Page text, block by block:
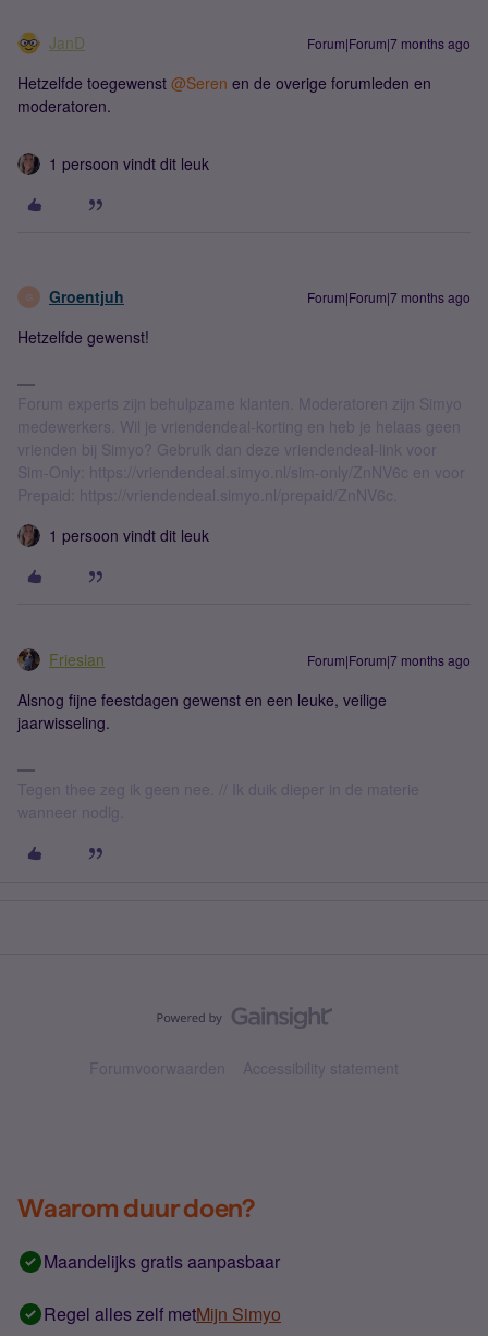
JanD Forum|Forum|7 months ago
Hetzelfde toegewenst ​ @Seren en de overige forumleden en
moderatoren.
1 persoon vindt dit leuk
G Groentjuh Forum|Forum|7 months ago
Hetzelfde gewenst!
Forum experts zijn behulpzame klanten. Moderatoren zijn Simyo
medewerkers. Wil je vriendendeal-korting en heb je helaas geen
vrienden bij Simyo? Gebruik dan deze vriendendeal-link voor
Sim-Only: https://vriendendeal.simyo.nl/sim-only/ZnNV6c en voor
Prepaid: https://vriendendeal.simyo.nl/prepaid/ZnNV6c.
1 persoon vindt dit leuk
Friesian Forum|Forum|7 months ago
Alsnog fijne feestdagen gewenst en een leuke, veilige
jaarwisseling.
Tegen thee zeg ik geen nee. // Ik duik dieper in de materie
wanneer nodig.
Forumvoorwaarden Accessibility statement
Waarom duur doen?
Maandelijks gratis aanpasbaar
Regel alles zelf metMijn Simyo